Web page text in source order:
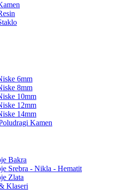
6mm
8mm
10mm
12mm
14mm
Kamen
Bakra
Srebra - Nikla - Hematit
Zlata
Klaseri